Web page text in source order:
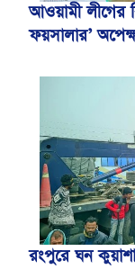
আওয়ামী লীগের
ফয়সালার’
রংপুরে ঘন